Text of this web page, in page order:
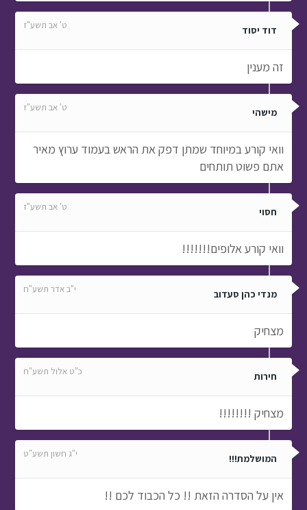
דוד יסוד ט' אב תשע"ז
זה מענין
מישהי ט' אב תשע"ז
וואי קורע במיוחד שמתן דפק את הראש בעמוד ערוץ מאיר
אתם פשוט תותחים
חסוי ט' אב תשע"ז
וואי קורע אלופים!!!!!!!
מנדי כהן סעדוב י"ב אדר תשע"ח
מצחיק
חירות כ"ט אלול תשע"ח
מצחיק !!!!!!!!
המושלמת!!! י"ג חשון תשע"ט
אין על הסדרה הזאת !! כל הכבוד לכם !!